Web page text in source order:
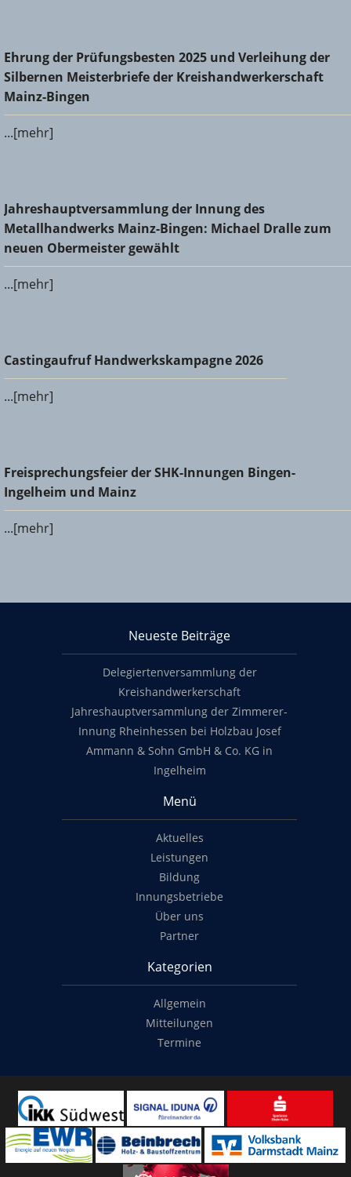
Ehrung der Prüfungsbesten 2025 und Verleihung der
Silbernen Meisterbriefe der Kreishandwerkerschaft Mainz-
Bingen
Ehrung der Prüfungsbesten 2025 und Verleihung der
Silbernen Meisterbriefe der Kreishandwerkerschaft
Mainz-Bingen
...[mehr]
Jahreshauptversammlung der Innung des
Metallhandwerks Mainz-Bingen: Michael Dralle zum neuen
Obermeister gewählt
Jahreshauptversammlung der Innung des
Metallhandwerks Mainz-Bingen: Michael Dralle zum
neuen Obermeister gewählt
...[mehr]
Castingaufruf Handwerkskampagne 2026
Castingaufruf Handwerkskampagne 2026
...[mehr]
Freisprechungsfeier der SHK-Innungen Bingen-Ingelheim
und Mainz
Freisprechungsfeier der SHK-Innungen Bingen-
Ingelheim und Mainz
...[mehr]
Neueste Beiträge
Delegiertenversammlung der
Kreishandwerkerschaft
Jahreshauptversammlung der Zimmerer-
Innung Rheinhessen bei Holzbau Josef
Ammann & Sohn GmbH & Co. KG in
Ingelheim
Menü
Aktuelles
Leistungen
Bildung
Innungsbetriebe
Über uns
Partner
Kategorien
Allgemein
Mitteilungen
Termine
© 2014-2022 Classymade GmbH. Alle Rechte vorbehalten.